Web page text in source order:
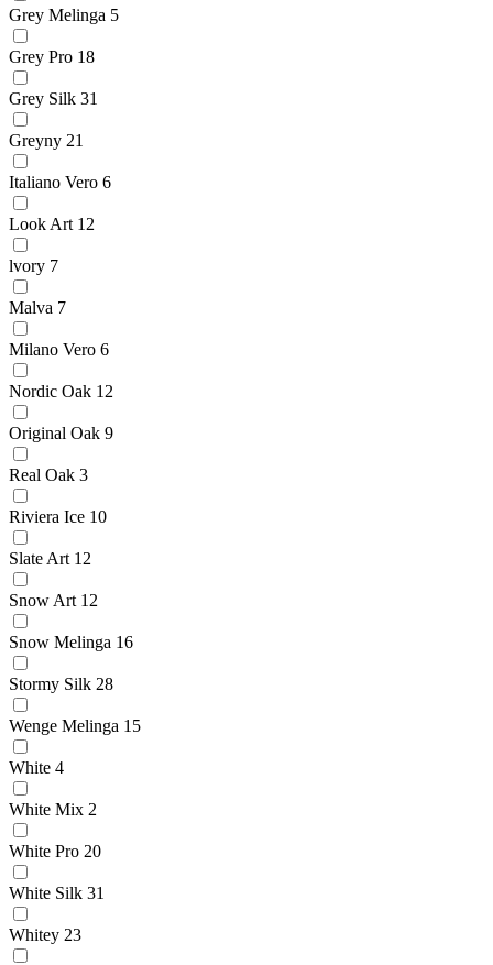
Grey Melinga 5
Grey Pro 18
Grey Silk 31
Greyny 21
Italiano Vero 6
Look Art 12
lvory 7
Malva 7
Milano Vero 6
Nordic Oak 12
Original Oak 9
Real Oak 3
Riviera Ice 10
Slate Art 12
Snow Art 12
Snow Melinga 16
Stormy Silk 28
Wenge Melinga 15
White 4
White Mix 2
White Pro 20
White Silk 31
Whitey 23